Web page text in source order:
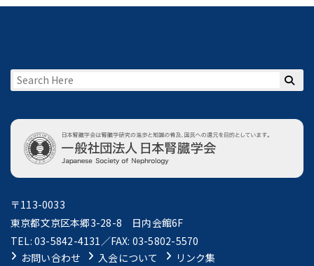
〒113-0033
東京都文京区本郷3-28-8 日内会館6F
TEL: 03-5842-4131／FAX: 03-5802-5570
お問い合わせ
入会について リンク集